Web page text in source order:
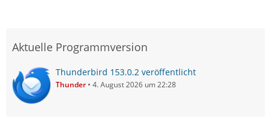
Aktuelle Programmversion
Thunderbird 153.0.2 veröffentlicht
Thunder 4. August 2026 um 22:28